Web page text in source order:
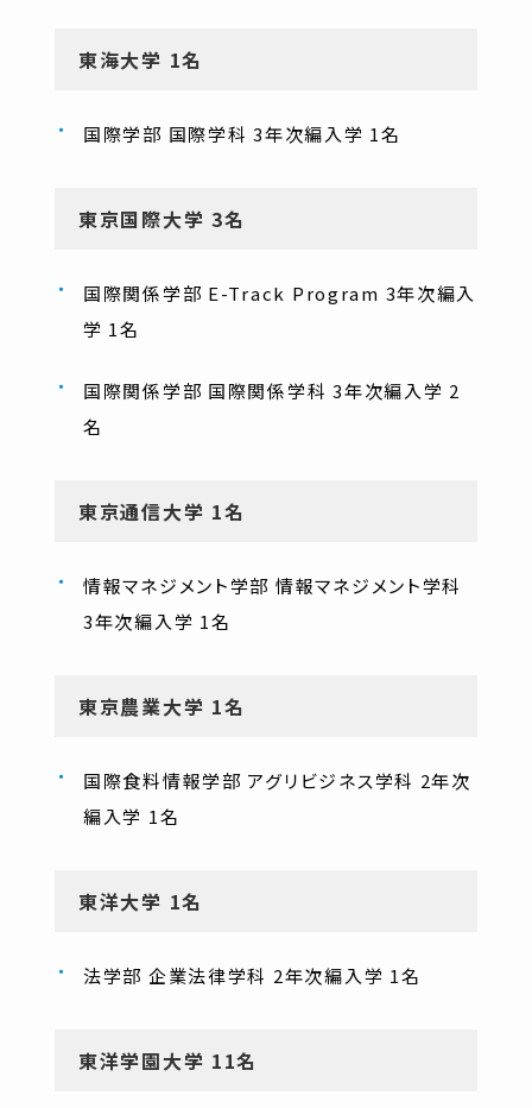
東海大学 1名
国際学部 国際学科 3年次編入学 1名
東京国際大学 3名
国際関係学部 E-Track Program 3年次編入
学 1名
国際関係学部 国際関係学科 3年次編入学 2
名
東京通信大学 1名
情報マネジメント学部 情報マネジメント学科
3年次編入学 1名
東京農業大学 1名
国際食料情報学部 アグリビジネス学科 2年次
編入学 1名
東洋大学 1名
法学部 企業法律学科 2年次編入学 1名
東洋学園大学 11名